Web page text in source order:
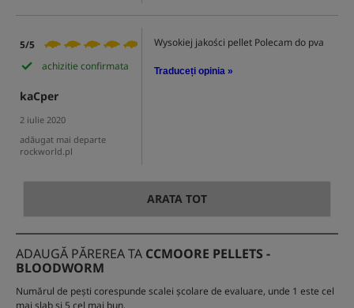
5/5
achizitie confirmata
kaCper
2 iulie 2020
adăugat mai departe
rockworld.pl
Wysokiej jakości pellet Polecam do pva
Traduceți opinia »
ARATA TOT
ADAUGĂ PĂREREA TA CCMOORE PELLETS -
BLOODWORM
Numărul de pești corespunde scalei școlare de evaluare, unde 1 este cel
mai slab și 5 cel mai bun.